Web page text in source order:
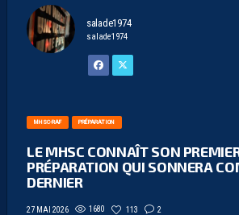
salade1974
salade1974
MHSC-RAF PRÉPARATION
LE MHSC CONNAÎT SON
PRÉPARATION QUI SONNERA
DERNIER
27 MAI 2026 1680 113 2